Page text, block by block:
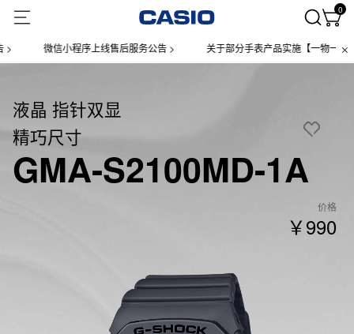
0
微信小程序上线售后服务公告 > 关于部分手表产品实施【一物一码】管理
液晶 指针双显
精巧尺寸
GMA-S2100MD-1A
价格
￥990